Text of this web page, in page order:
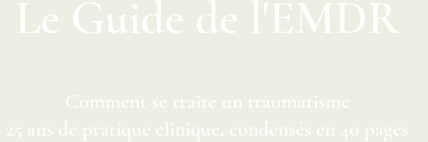
Le Guide de l'EMDR
Comment se traite un traumatisme
25 ans de pratique clinique, condensés en 40 pages